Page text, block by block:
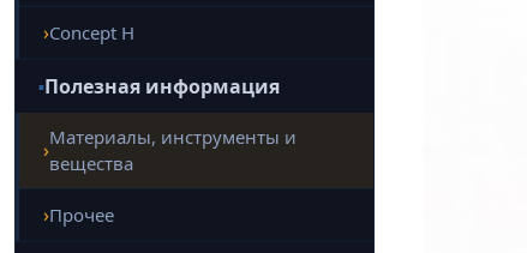
Concept H
Полезная информация
Материалы, инструменты и
вещества
Прочее